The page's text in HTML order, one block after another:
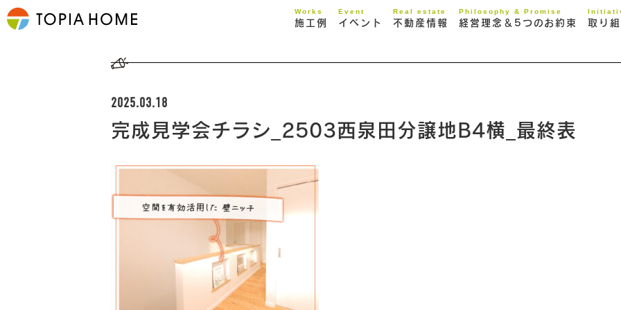
Works
施工例
Event
イベント
Real estate
不動産情報
Philosophy & Promise
経営理念＆5つのお約束 取り
2025.03.18
完成見学会チラシ_2503西泉田分譲地B4横_最終表